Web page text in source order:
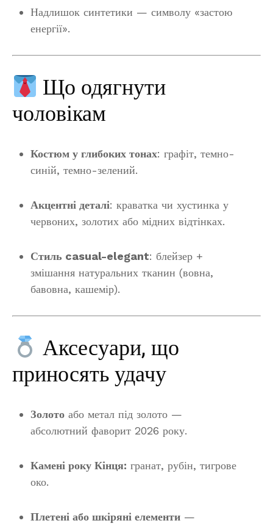
Надлишок синтетики — символу «застою
енергії».
Що одягнути
чоловікам
Костюм у глибоких тонах: графіт, темно-
синій, темно-зелений.
Акцентні деталі: краватка чи хустинка у
червоних, золотих або мідних відтінках.
Стиль casual-elegant: блейзер +
змішання натуральних тканин (вовна,
бавовна, кашемір).
Аксесуари, що
приносять удачу
Золото або метал під золото —
абсолютний фаворит 2026 року.
Камені року Кінця: гранат, рубін, тигрове
око.
Плетені або шкіряні елементи —